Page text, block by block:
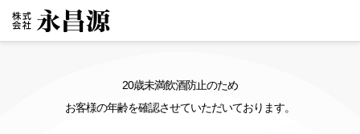
20歳未満飲酒防止のため
お客様の年齢を確認させていただいております。